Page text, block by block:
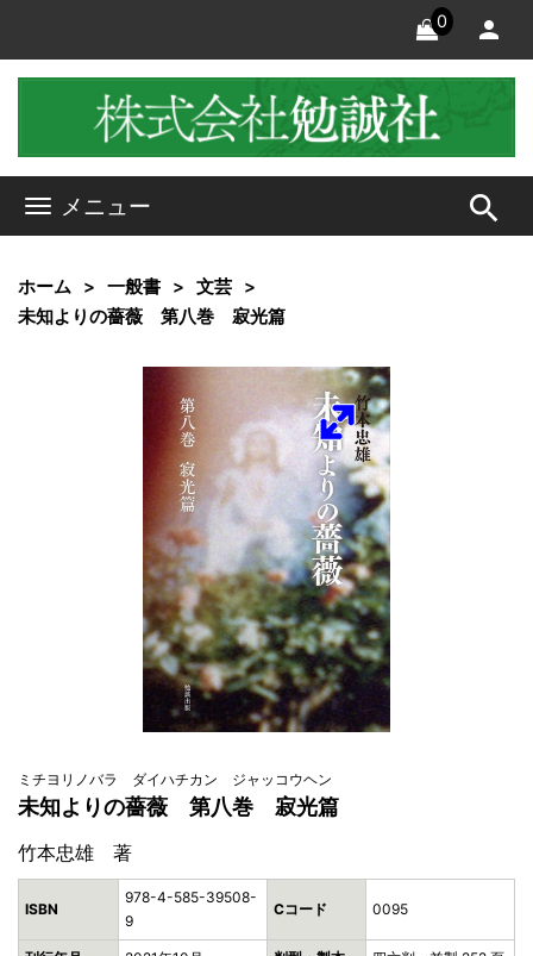
0
メニュー search
ホーム 一般書
文芸
未知よりの薔薇 第八巻 寂光篇
ミチヨリノバラ ダイハチカン ジャッコウヘン
未知よりの薔薇 第八巻 寂光篇
竹本忠雄 著
ISBN
978-4-585-39508-
9
Cコード 0095